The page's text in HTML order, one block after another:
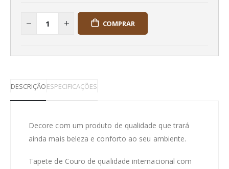
COMPRAR
DESCRIÇÃOESPECIFICAÇÕES
Decore com um produto de qualidade que trará
ainda mais beleza e conforto ao seu ambiente.
Tapete de Couro de qualidade internacional com